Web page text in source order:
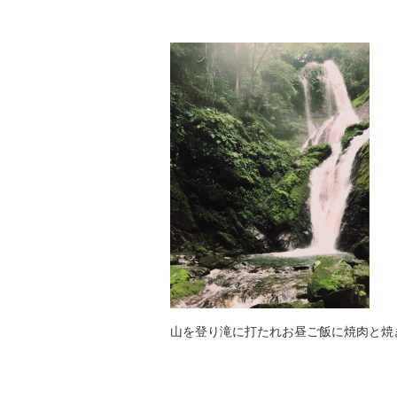
山を登り滝に打たれお昼ご飯に焼肉と焼